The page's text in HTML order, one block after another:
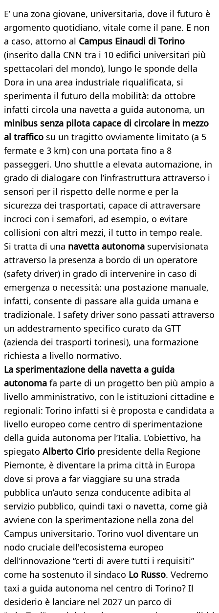
E’ una zona giovane, universitaria, dove il futuro è
argomento quotidiano, vitale come il pane. E non
a caso, attorno al Campus Einaudi di Torino
(inserito dalla CNN tra i 10 edifici universitari più
spettacolari del mondo), lungo le sponde della
Dora in una area industriale riqualificata, si
sperimenta il futuro della mobilità: da ottobre
infatti circola una navetta a guida autonoma, un
minibus senza pilota capace di circolare in mezzo
al traffico su un tragitto ovviamente limitato (a 5
fermate e 3 km) con una portata fino a 8
passeggeri. Uno shuttle a elevata automazione, in
grado di dialogare con l’infrastruttura attraverso i
sensori per il rispetto delle norme e per la
sicurezza dei trasportati, capace di attraversare
incroci con i semafori, ad esempio, o evitare
collisioni con altri mezzi, il tutto in tempo reale.
Si tratta di una navetta autonoma supervisionata
attraverso la presenza a bordo di un operatore
(safety driver) in grado di intervenire in caso di
emergenza o necessità: una postazione manuale,
infatti, consente di passare alla guida umana e
tradizionale. I safety driver sono passati attraverso
un addestramento specifico curato da GTT
(azienda dei trasporti torinesi), una formazione
richiesta a livello normativo.
La sperimentazione della navetta a guida
autonoma fa parte di un progetto ben più ampio a
livello amministrativo, con le istituzioni cittadine e
regionali: Torino infatti si è proposta e candidata a
livello europeo come centro di sperimentazione
della guida autonoma per l’Italia. L’obiettivo, ha
spiegato Alberto Cirio presidente della Regione
Piemonte, è diventare la prima città in Europa
dove si prova a far viaggiare su una strada
pubblica un’auto senza conducente adibita al
servizio pubblico, quindi taxi o navetta, come già
avviene con la sperimentazione nella zona del
Campus universitario. Torino vuol diventare un
nodo cruciale dell'ecosistema europeo
dell’innovazione “certi di avere tutti i requisiti”
come ha sostenuto il sindaco Lo Russo. Vedremo
taxi a guida autonoma nel centro di Torino? Il
desiderio è lanciare nel 2027 un parco di